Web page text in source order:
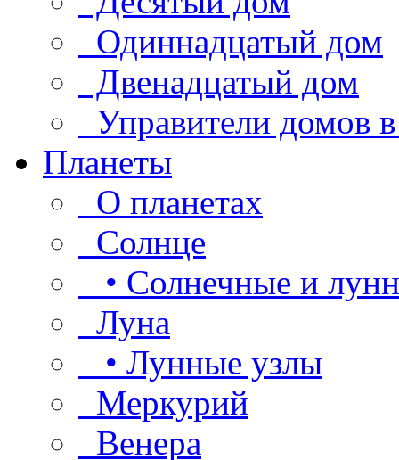
Одиннадцатый дом
Двенадцатый дом
Управители домов
Планеты
О планетах
Солнце
• Солнечные и
Луна
• Лунные узлы
Меркурий
Венера